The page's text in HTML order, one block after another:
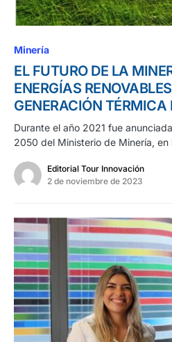
Minería
EL FUTURO DE LA
ENERGÍAS
GENERACIÓN TÉRMICA
Durante el año 2021 fue
2050 del Ministerio de Minería,
Editorial Tour Innovación
2 de noviembre de 2023